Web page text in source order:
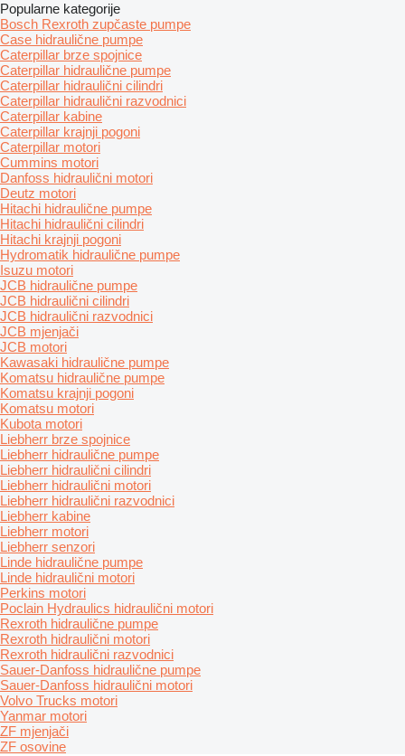
Popularne kategorije
Bosch Rexroth zupčaste pumpe
Case hidraulične pumpe
Caterpillar brze spojnice
Caterpillar hidraulične pumpe
Caterpillar hidraulični cilindri
Caterpillar hidraulični razvodnici
Caterpillar kabine
Caterpillar krajnji pogoni
Caterpillar motori
Cummins motori
Danfoss hidraulični motori
Deutz motori
Hitachi hidraulične pumpe
Hitachi hidraulični cilindri
Hitachi krajnji pogoni
Hydromatik hidraulične pumpe
Isuzu motori
JCB hidraulične pumpe
JCB hidraulični cilindri
JCB hidraulični razvodnici
JCB mjenjači
JCB motori
Kawasaki hidraulične pumpe
Komatsu hidraulične pumpe
Komatsu krajnji pogoni
Komatsu motori
Kubota motori
Liebherr brze spojnice
Liebherr hidraulične pumpe
Liebherr hidraulični cilindri
Liebherr hidraulični motori
Liebherr hidraulični razvodnici
Liebherr kabine
Liebherr motori
Liebherr senzori
Linde hidraulične pumpe
Linde hidraulični motori
Perkins motori
Poclain Hydraulics hidraulični motori
Rexroth hidraulične pumpe
Rexroth hidraulični motori
Rexroth hidraulični razvodnici
Sauer-Danfoss hidraulične pumpe
Sauer-Danfoss hidraulični motori
Volvo Trucks motori
Yanmar motori
ZF mjenjači
ZF osovine